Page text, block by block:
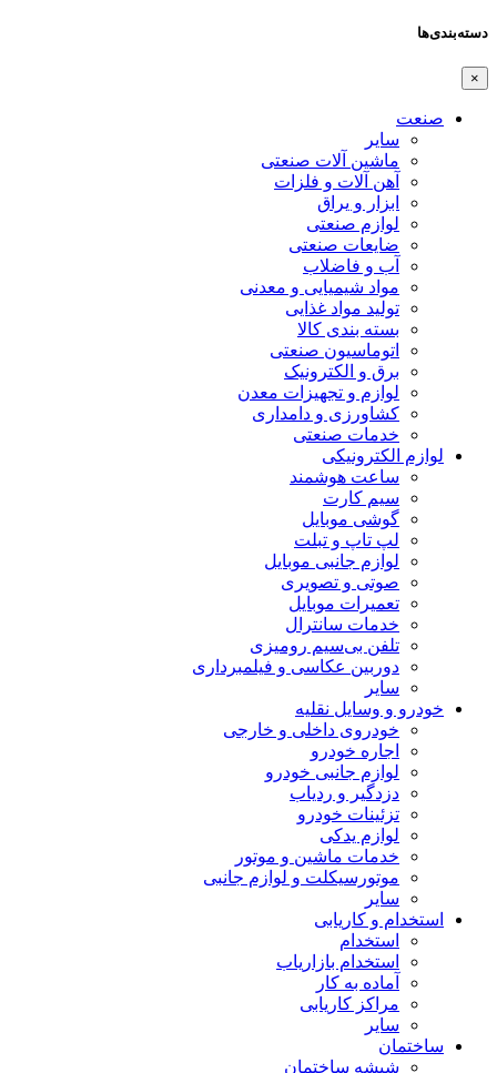
دسته‌بندی‌ها
×
صنعت
سایر
ماشین آلات صنعتی
آهن آلات و فلزات
ابزار و یراق
لوازم صنعتی
ضایعات صنعتی
آب و فاضلاب
مواد شیمیایی و معدنی
تولید مواد غذایی
بسته بندی کالا
اتوماسیون صنعتی
برق و الکترونیک
لوازم و تجهیزات معدن
کشاورزی و دامداری
خدمات صنعتی
لوازم الکترونیکی
ساعت هوشمند
سیم کارت
گوشی موبایل
لپ تاپ و تبلت
لوازم جانبی موبایل
صوتی و تصویری
تعمیرات موبایل
خدمات سانترال
تلفن بی‌سیم رومیزی
دوربین عکاسی و فیلمبرداری
سایر
خودرو و وسایل نقلیه
خودروی داخلی و خارجی
اجاره خودرو
لوازم جانبی خودرو
دزدگیر و ردیاب
تزئینات خودرو
لوازم یدکی
خدمات ماشین و موتور
موتورسیکلت و لوازم جانبی
سایر
استخدام و کاریابی
استخدام
استخدام بازاریاب
آماده به کار
مراکز کاریابی
سایر
ساختمان
شیشه ساختمان